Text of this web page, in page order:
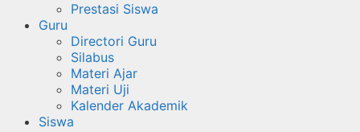
Prestasi Siswa
Guru
Directori Guru
Silabus
Materi Ajar
Materi Uji
Kalender Akademik
Siswa